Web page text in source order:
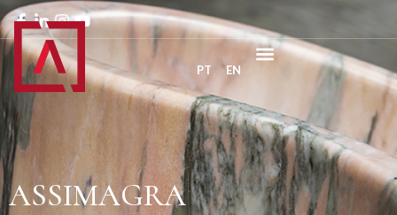
PT EN
ASSIMAGRA